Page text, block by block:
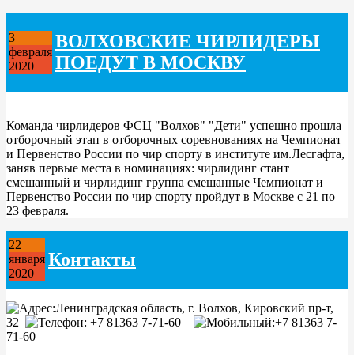
3
февраля
2020
ВОЛХОВСКИЕ ЧИРЛИДЕРЫ
ПОЕДУТ В МОСКВУ
Команда чирлидеров ФСЦ "Волхов" "Дети" успешно прошла
отборочный этап в отборочных соревнованиях на Чемпионат
и Первенство России по чир спорту в институте им.Лесгафта,
заняв первые места в номинациях: чирлидинг стант
смешанный и чирлидинг группа смешанные Чемпионат и
Первенство России по чир спорту пройдут в Москве с 21 по
23 февраля.
22
января
2020
Контакты
Ленинградская область, г. Волхов, Кировский пр-т,
32
+7 81363 7-71-60
+7 81363 7-
71-60